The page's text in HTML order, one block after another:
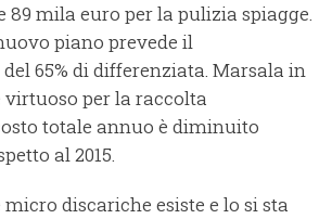
89 mila euro per la pulizia spiagge.
piano prevede il
65% di differenziata. Marsala in
per la raccolta
totale annuo è diminuito
al 2015.
discariche esiste e lo si sta